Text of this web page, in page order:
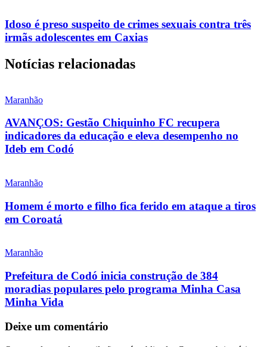
Idoso é preso suspeito de crimes sexuais contra três
irmãs adolescentes em Caxias
Notícias relacionadas
Maranhão
AVANÇOS: Gestão Chiquinho FC recupera
indicadores da educação e eleva desempenho no
Ideb em Codó
Maranhão
Homem é morto e filho fica ferido em ataque a tiros
em Coroatá
Maranhão
Prefeitura de Codó inicia construção de 384
moradias populares pelo programa Minha Casa
Minha Vida
Deixe um comentário